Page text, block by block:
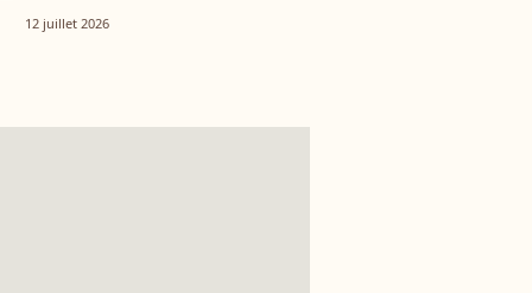
tout autre univers
12 juillet 2026